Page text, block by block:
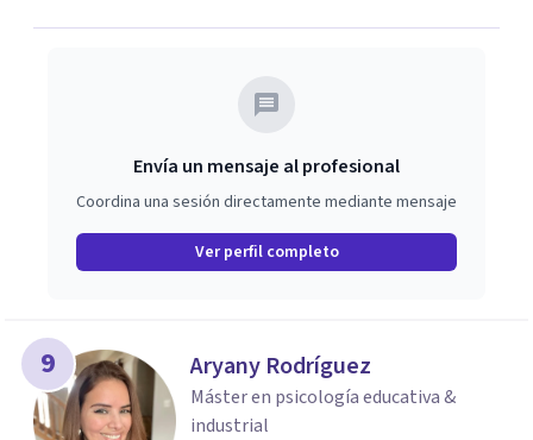
Envía un mensaje al profesional
Coordina una sesión directamente mediante mensaje
Ver perfil completo
9 Aryany Rodríguez
Máster en psicología educativa &
industrial